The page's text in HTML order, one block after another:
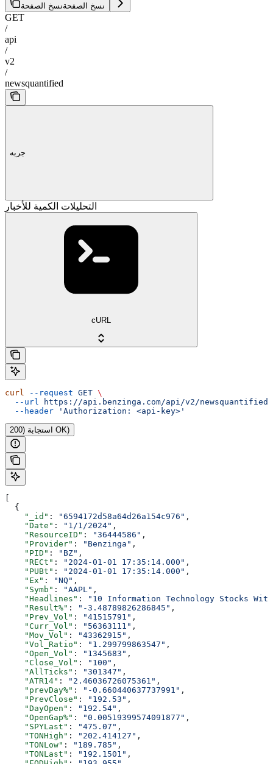
نسخ الصفحةنسخ الصفحة
GET
/
api
/
v2
/
newsquantified
جربه
التحليلات الكمية للأخبار
cURL
curl --request GET \
  --url
https://api.benzinga.com/api/v2/newsquantified
  --header
'Authorization: <api-key>'
استجابة (200 OK)
  {
    "_id"
: "6594172d58a64d26a154c976" ,
    "Date"
: "1/1/2024" ,
    "ResourceID"
: "36444586" ,
    "Provider"
: "Benzinga" ,
    "PID"
: "BZ" ,
    "RECt"
: "2024-01-01 17:35:14.000" ,
    "PUBt"
: "2024-01-01 17:35:14.000" ,
    "Ex"
: "NQ" ,
    "Symb"
: "AAPL" ,
    "Headlines"
:
"10 Information Technology Stocks
    "Result%"
: "-3.48789826286845" ,
    "Prev_Vol"
: "41515791" ,
    "Curr_Vol"
: "56363111" ,
    "Mov_Vol"
: "43362915" ,
    "Vol_Ratio"
: "1.299799863547" ,
    "Open_Vol"
: "1345683" ,
    "Close_Vol"
: "100" ,
    "AllTicks"
: "301347" ,
    "ATR14"
: "2.46036726075361" ,
    "prevDay%"
: "-0.660440637737991" ,
    "PrevClose"
: "192.53" ,
    "DayOpen"
: "192.54" ,
    "OpenGap%"
: "0.00519399574091877" ,
    "SPYLast"
: "475.07" ,
    "TONHigh"
: "202.414127" ,
    "TONLow"
: "189.785" ,
    "TONLast"
: "192.1501" ,